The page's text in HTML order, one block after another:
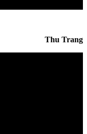
Thu Trang